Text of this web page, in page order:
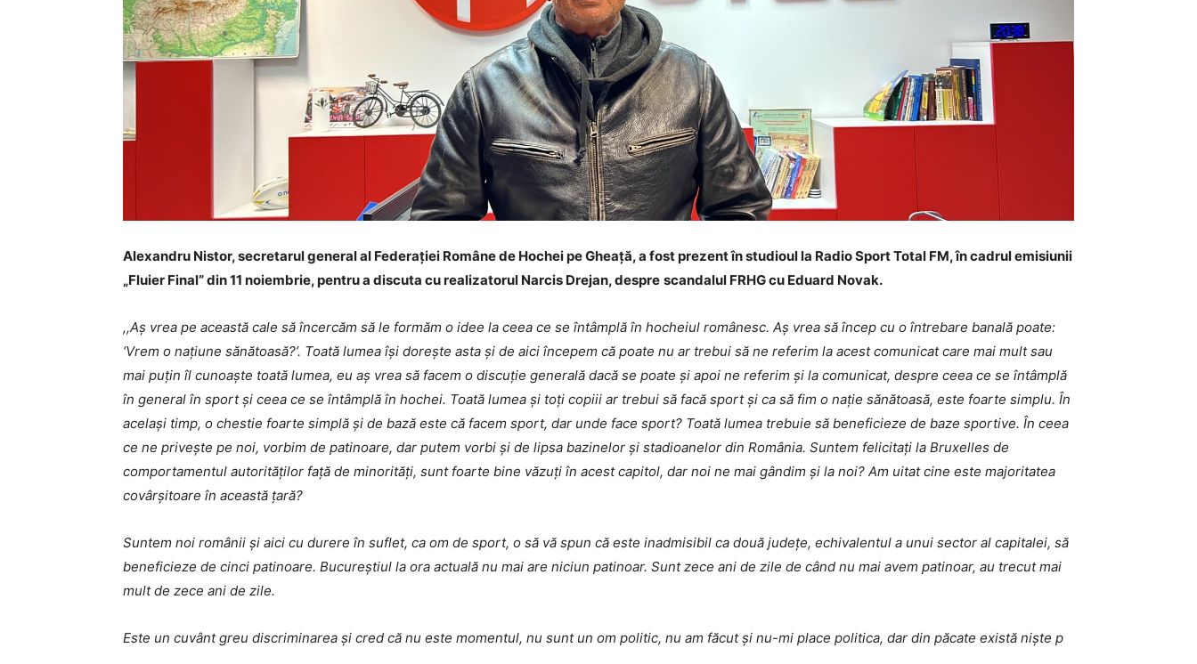
Alexandru Nistor, secretarul general al Federației Române de Hochei pe Gheață, a fost prezent în studioul la Radio Sport Total FM, în cadrul emisiunii
„Fluier Final” din 11 noiembrie, pentru a discuta cu realizatorul Narcis Drejan, despre scandalul FRHG cu Eduard Novak.
,,Aș vrea pe această cale să încercăm să le formăm o idee la ceea ce se întâmplă în hocheiul românesc. Aș vrea să încep cu o întrebare banală poate:
‘Vrem o națiune sănătoasă?’. Toată lumea își dorește asta și de aici începem că poate nu ar trebui să ne referim la acest comunicat care mai mult sau
mai puțin îl cunoaște toată lumea, eu aș vrea să facem o discuție generală dacă se poate și apoi ne referim și la comunicat, despre ceea ce se întâmplă
în general în sport și ceea ce se întâmplă în hochei. Toată lumea și toți copiii ar trebui să facă sport și ca să fim o nație sănătoasă, este foarte simplu. În
același timp, o chestie foarte simplă și de bază este că facem sport, dar unde face sport? Toată lumea trebuie să beneficieze de baze sportive. În ceea
ce ne privește pe noi, vorbim de patinoare, dar putem vorbi și de lipsa bazinelor și stadioanelor din România. Suntem felicitați la Bruxelles de
comportamentul autorităților față de minorități, sunt foarte bine văzuți în acest capitol, dar noi ne mai gândim și la noi? Am uitat cine este majoritatea
covârșitoare în această țară?
Suntem noi românii și aici cu durere în suflet, ca om de sport, o să vă spun că este inadmisibil ca două județe, echivalentul a unui sector al capitalei, să
beneficieze de cinci patinoare. Bucureștiul la ora actuală nu mai are niciun patinoar. Sunt zece ani de zile de când nu mai avem patinoar, au trecut mai
mult de zece ani de zile.
Este un cuvânt greu discriminarea și cred că nu este momentul, nu sunt un om politic, nu am făcut și nu-mi place politica, dar din păcate există niște p